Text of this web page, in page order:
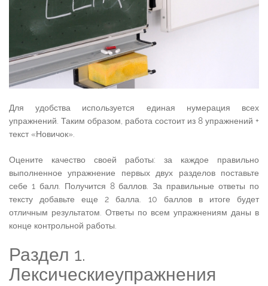
Для удобства используется единая нумерация всех
упражнений. Таким образом, работа состоит из 8 упражнений +
текст «Новичок».
Оцените качество своей работы: за каждое правильно
выполненное упражнение первых двух разделов поставьте
себе 1 балл. Получится 8 баллов. За правильные ответы по
тексту добавьте еще 2 балла. 10 баллов в итоге будет
отличным результатом. Ответы по всем упражнениям даны в
конце контрольной работы.
Раздел 1.
Лексическиеупражнения